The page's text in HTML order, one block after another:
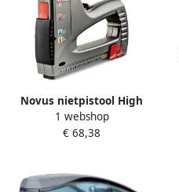
Novus nietpistool High
Performer J 29 grijs
1 webshop
€ 68,38